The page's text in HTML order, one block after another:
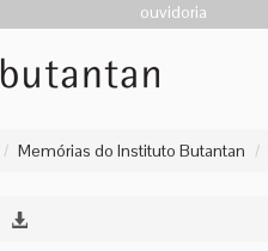
ouvidoria
Memórias do Instituto Butantan